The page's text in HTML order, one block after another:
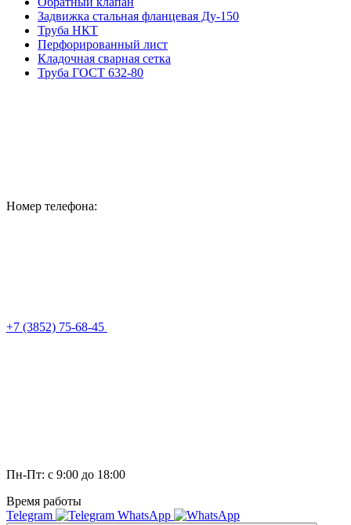
Задвижка стальная фланцевая Ду-150
Труба НКТ
Перфорированный лист
Кладочная сварная сетка
Труба ГОСТ 632-80
Номер телефона:
+7 (3852) 75-68-45
Пн-Пт: с 9:00 до 18:00
Время работы
Telegram
WhatsApp